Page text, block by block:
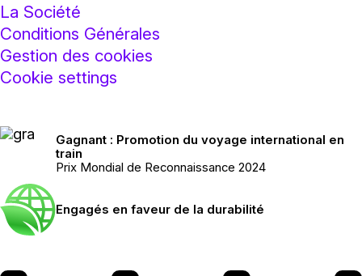
La Société
Conditions Générales
Gestion des cookies
Cookie settings
Gagnant : Promotion du voyage international en
train
Prix Mondial de Reconnaissance 2024
Engagés en faveur de la durabilité